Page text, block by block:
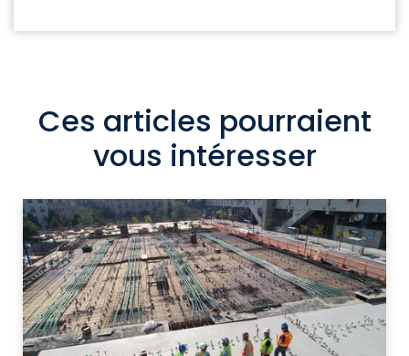
Ces articles pourraient
vous intéresser